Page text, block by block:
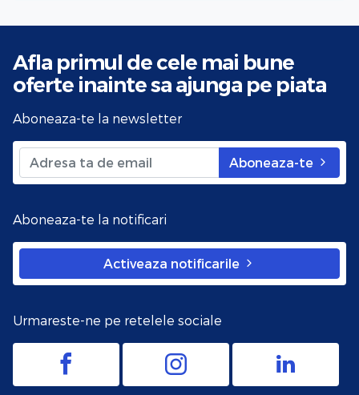
Afla primul de cele mai bune
oferte inainte sa ajunga pe piata
Aboneaza-te la newsletter
Aboneaza-te
Aboneaza-te la notificari
Activeaza notificarile
Urmareste-ne pe retelele sociale